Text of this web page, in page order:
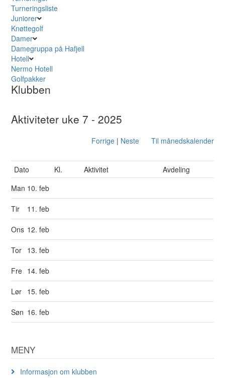
Turneringsliste
Juniorer
Knøttegolf
Damer
Damegruppa på Hafjell
Hotell
Nermo Hotell
Golfpakker
Klubben
Aktiviteter uke 7 - 2025
Forrige| Neste Til månedskalender
Dato Kl. Aktivitet
Avdeling
Man 10. feb
Tir 11. feb
Ons 12. feb
Tor 13. feb
Fre 14. feb
Lør 15. feb
Søn 16. feb
MENY
Informasjon om klubben